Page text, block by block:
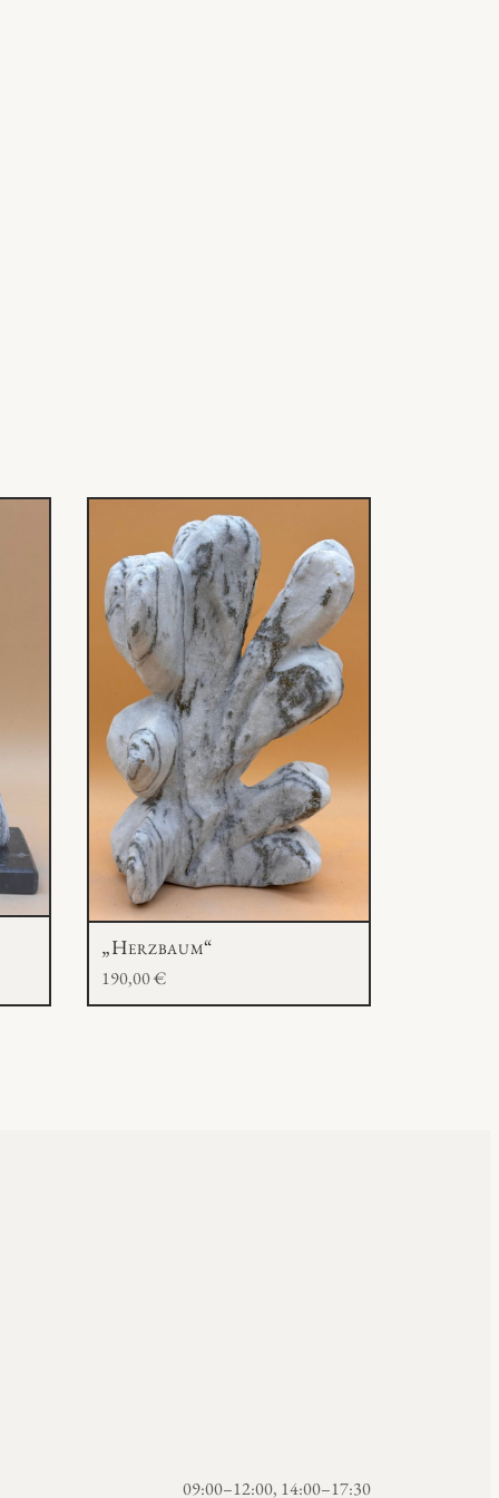
„Herzbaum“
190,00€
09:00–12:00, 14:00–17:30